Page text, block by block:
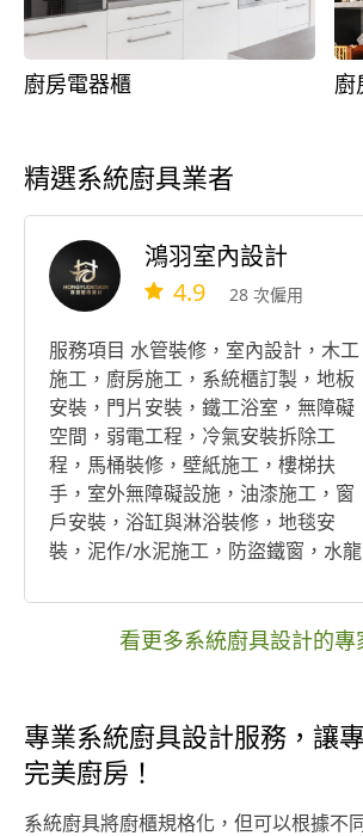
廚房電器櫃 廚
精選系統廚具業者
鴻羽室內設計
4.9 28 次僱用
服務項目 水管裝修，室內設計，木工
施工，廚房施工，系統櫃訂製，地板
安裝，門片安裝，鐵工浴室，無障礙
空間，弱電工程，冷氣安裝拆除工
程，馬桶裝修，壁紙施工，樓梯扶
手，室外無障礙設施，油漆施工，窗
戶安裝，浴缸與淋浴裝修，地毯安
裝，泥作/水泥施工，防盜鐵窗，水龍
家，燈具維修，洗臉盆裝修，抓漏防
水，窗簾安裝，維修大理石安裝，遮
風，現代風，北歐風，簡約風，鄉村
風。
看更多系統廚具設計的專
專業系統廚具設計服務，讓
完美廚房！
系統廚具將廚櫃規格化，但可以根據不